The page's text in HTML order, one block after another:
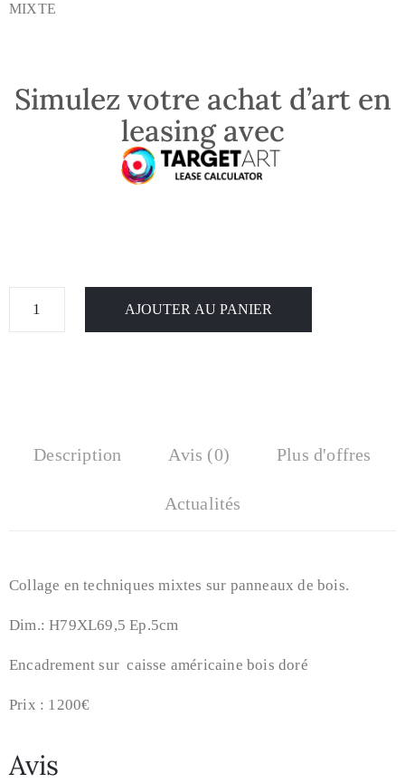
MIXTE
Simulez votre achat d’art en
leasing avec
AJOUTER AU PANIER
Description Avis (0) Plus d'offres
Actualités
Collage en techniques mixtes sur panneaux de bois.
Dim.: H79XL69,5 Ep.5cm
Encadrement sur caisse américaine bois doré
Prix : 1200€
Avis